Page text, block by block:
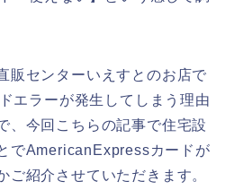
販センターいえすとのお店で
エラーが発生してしまう理由
、今回こちらの記事で住宅設
でAmericanExpressカードが
ご紹介させていただきます。